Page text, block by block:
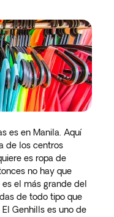
es en Manila. Aquí
de los centros
es ropa de
no hay que
el más grande del
de todo tipo que
Genhills es uno de